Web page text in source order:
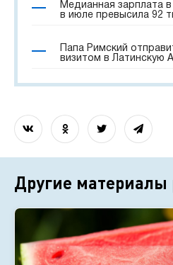
Медианная зарплата
в июле превысила 92
Папа Римский
визитом в Латинскую
Другие материалы